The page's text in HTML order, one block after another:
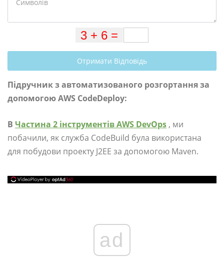
Отримати Відповідь
Підручник з автоматизованого розгортання за
допомогою AWS CodeDeploy:
В Частина 2 інструментів AWS DevOps , ми
побачили, як служба CodeBuild була використана
для побудови проекту J2EE за допомогою Maven.
ad